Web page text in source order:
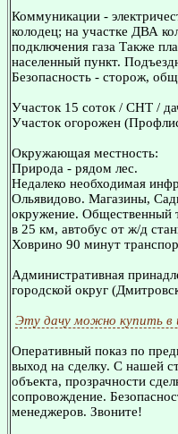
Коммуникации -
колодец; на участке ДВА
подключения газа Также
населенный пункт.
Безопасность - сторож,
Участок 15 соток / СНТ /
Участок огорожен
Окружающая местность:
Природа - рядом лес.
Недалеко необходимая
Ольявидово. Магазины,
окружение. Общественный
в 25 км, автобус от ж/д
Ховрино 90 минут
Административная
городской округ
Эту дачу можно купить в
Оперативный показ по
выход на сделку. С нашей
объекта, прозрачности
сопровождение.
менеджеров. Звоните!